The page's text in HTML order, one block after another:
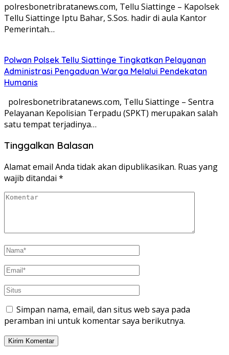
polresbonetribratanews.com, Tellu Siattinge – Kapolsek
Tellu Siattinge Iptu Bahar, S.Sos. hadir di aula Kantor
Pemerintah…
Polwan Polsek Tellu Siattinge Tingkatkan Pelayanan
Administrasi Pengaduan Warga Melalui Pendekatan
Humanis
polresbonetribratanews.com, Tellu Siattinge – Sentra
Pelayanan Kepolisian Terpadu (SPKT) merupakan salah
satu tempat terjadinya…
Tinggalkan Balasan
Alamat email Anda tidak akan dipublikasikan. Ruas yang
wajib ditandai *
Simpan nama, email, dan situs web saya pada
peramban ini untuk komentar saya berikutnya.